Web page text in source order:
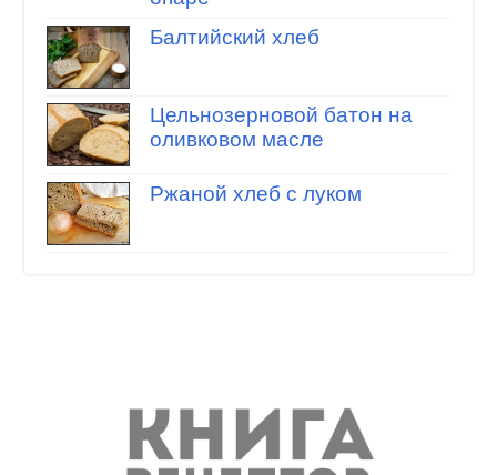
Балтийский хлеб
Цельнозерновой батон на
оливковом масле
Ржаной хлеб с луком